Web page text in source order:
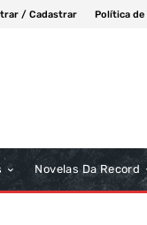
/ Cadastrar Política de
Novelas Da Record